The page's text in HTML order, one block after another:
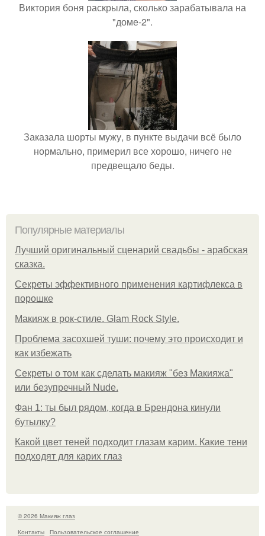
Виктория боня раскрыла, сколько зарабатывала на
"доме-2".
Заказала шорты мужу, в пункте выдачи всё было
нормально, примерил все хорошо, ничего не
предвещало беды.
Популярные материалы
Лучший оригинальный сценарий свадьбы - арабская
сказка.
Секреты эффективного применения картифлекса в
порошке
Макияж в рок-стиле. Glam Rock Style.
Проблема засохшей туши: почему это происходит и
как избежать
Секреты о том как сделать макияж "без Макияжа"
или безупречный Nude.
Фан 1: ты был рядом, когда в Брендона кинули
бутылку?
Какой цвет теней подходит глазам карим. Какие тени
подходят для карих глаз
© 2026 Макияж глаз
Контакты
Пользовательское соглашение